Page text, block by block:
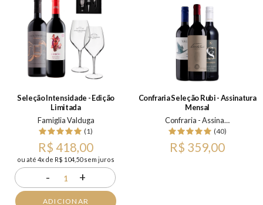
Seleção Intensidade - Edição
Limitada
Famiglia Valduga
(1)
R$ 418,00
ou até 4x de R$ 104,50 sem juros
- 1 +
ADICIONAR
Confraria Seleção Rubi - Assinatura
Mensal
Confraria - Assinatura Mensal
(40)
R$ 359,00